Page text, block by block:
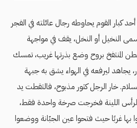
كبار القوم يحاوطه رجال عائلته في الفجر
النخيل أو النخل، يقف في مواجهة
المنتفخ بروح وضع بذرتها غريب، تمسك
يجاهد ليرفعه في الهواء يشق به جبهة
خار الرجل كثور مذبوح، فالتقطت يد
اللينة فخرجت صرخة واحدة فقط،
بها غربًا حيث فتحوا عين الجبّانة ووضعوا